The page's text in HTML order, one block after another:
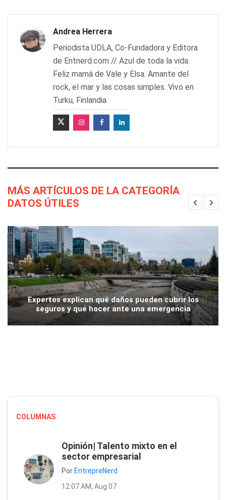
Andrea Herrera
Periodista UDLA, Co-Fundadora y Editora
de Entnerd.com // Azul de toda la vida.
Feliz mamá de Vale y Elsa. Amante del
rock, el mar y las cosas simples. Vivo en
Turku, Finlandia.
MÁS ARTÍCULOS DE LA CATEGORÍA
DATOS ÚTILES
Expertos explican qué daños pueden cubrir los
seguros y qué hacer ante una emergencia
COLUMNAS
Opinión| Talento mixto en el
sector empresarial
Por EntrepreNerd
12:07 AM, Aug 07